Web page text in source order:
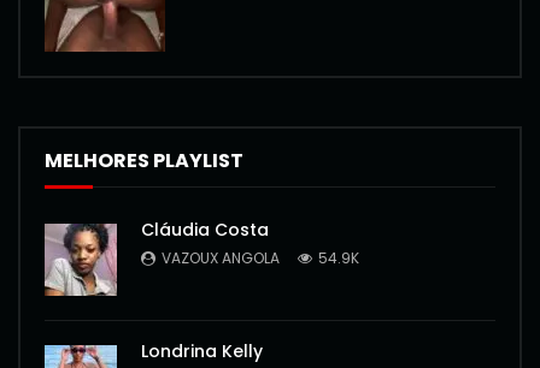
MELHORES PLAYLIST
Cláudia Costa
VAZOUX ANGOLA 54.9K
Londrina Kelly